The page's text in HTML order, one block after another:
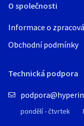
Gonow
Artega
GMC
Hymer
O společnosti
Informace o
Obchodní podmínky
Technická podpora
pondělí - čtvrtek